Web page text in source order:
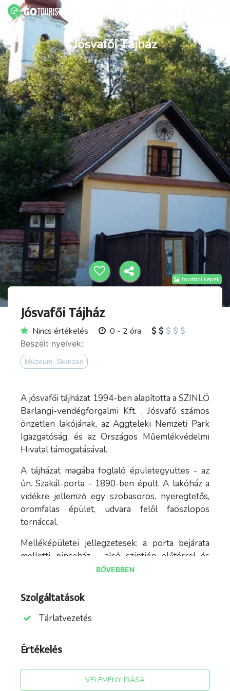
további képek
Jósvafői Tájház
Jósvafői Tájház
Nincs értékelés 0 - 2 óra
Beszélt nyelvek:
Múzeum, Skanzen
A jósvafői tájházat 1994-ben alapította a SZINLŐ
Barlangi-vendégforgalmi Kft. , Jósvafő számos
önzetlen lakójának, az Aggteleki Nemzeti Park
Igazgatóság, és az Országos Műemlékvédelmi
Hivatal támogatásával.
A tájházat magába foglaló épületegyüttes - az
ún. Szakál-porta - 1890-ben épült. A lakóház a
vidékre jellemző egy szobasoros, nyeregtetős,
oromfalas épület, udvara felől faoszlopos
tornáccal.
Melléképületei jellegzetesek: a porta bejárata
melletti pinceház - alsó szintjén előtérrel és
kőboltozatú pincetérrel, felső szintjén
kocsiszín és különböző ólak. A főépület négy
helyiségét a faoszlopos tornác felől
közelíthetjük meg.
A két keskeny, lőrésszerű kis ablakkal
közrefogott bejárat ajtón belépve a konyhába
lépünk, amit korábban "pitar"-nak neveztek.
Építésekor valószínűleg szabad kéményes
BŐVEBBEN
Szolgáltatások
Tárlatvezetés
Értékelés
VÉLEMÉNY ÍRÁSA